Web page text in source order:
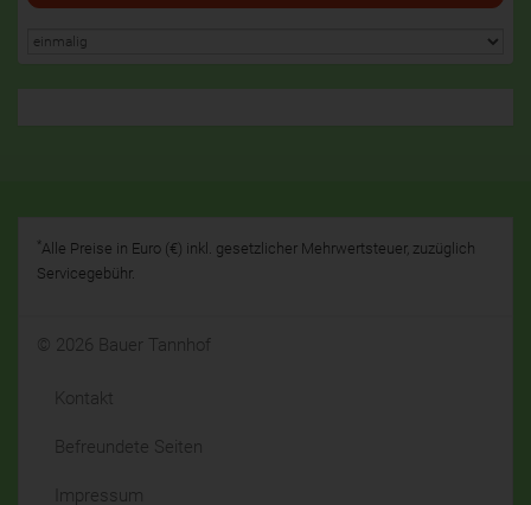
*Alle Preise in Euro (€) inkl. gesetzlicher Mehrwertsteuer, zuzüglich
Servicegebühr.
© 2026 Bauer Tannhof
Kontakt
Befreundete Seiten
Impressum